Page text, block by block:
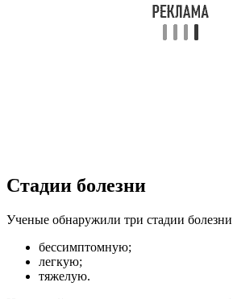
Стадии болезни
Ученые обнаружили три стадии
бессимптомную;
легкую;
тяжелую.